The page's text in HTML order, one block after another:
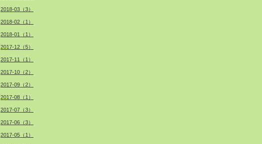
2018-03（3）
2018-02（1）
2018-01（1）
2017-12（5）
2017-11（1）
2017-10（2）
2017-09（2）
2017-08（1）
2017-07（3）
2017-06（3）
2017-05（1）